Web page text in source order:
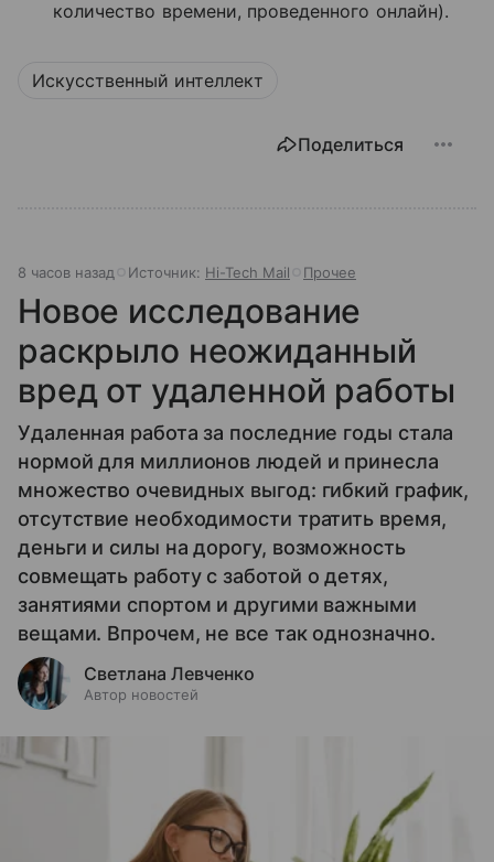
количество времени, проведенного онлайн).
Искусственный интеллект
Поделиться
8 часов назад Источник: Hi-Tech Mail Прочее
Новое исследование
раскрыло неожиданный
вред от удаленной работы
Удаленная работа за последние годы стала
нормой для миллионов людей и принесла
множество очевидных выгод: гибкий график,
отсутствие необходимости тратить время,
деньги и силы на дорогу, возможность
совмещать работу с заботой о детях,
занятиями спортом и другими важными
вещами. Впрочем, не все так однозначно.
Светлана Левченко
Автор новостей